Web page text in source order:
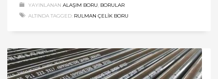
YAYINLANAN ALAŞIM BORU, BORULAR
ALTINDA TAGGED: RULMAN ÇELIK BORU